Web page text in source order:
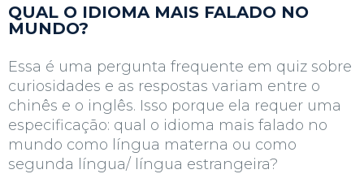
QUAL O IDIOMA MAIS FALADO NO
MUNDO?
Essa é uma pergunta frequente em quiz sobre
curiosidades e as respostas variam entre o
chinês e o inglês. Isso porque ela requer uma
especificação: qual o idioma mais falado no
mundo como língua materna ou como
segunda língua/ língua estrangeira?